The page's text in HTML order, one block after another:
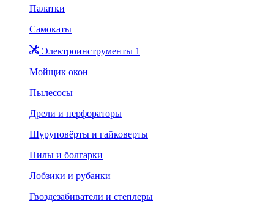
Палатки
Самокаты
Электроинструменты 1
Мойщик окон
Пылесосы
Дрели и перфораторы
Шуруповёрты и гайковерты
Пилы и болгарки
Лобзики и рубанки
Гвоздезабиватели и степлеры